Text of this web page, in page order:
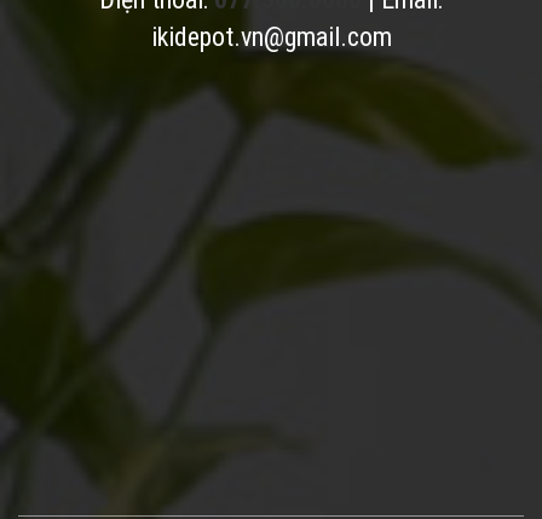
ikidepot.vn@gmail.com